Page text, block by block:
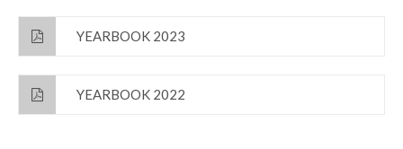
YEARBOOK 2023
YEARBOOK 2022